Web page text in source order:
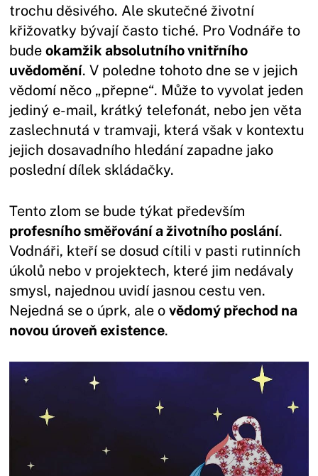
trochu děsivého. Ale skutečné životní
křižovatky bývají často tiché. Pro Vodnáře to
budeokamžik absolutního vnitřního
uvědomění. V poledne tohoto dne se v jejich
vědomí něco „přepne“. Může to vyvolat jeden
jediný e-mail, krátký telefonát, nebo jen věta
zaslechnutá v tramvaji, která však v kontextu
jejich dosavadního hledání zapadne jako
poslední dílek skládačky.
Tento zlom se bude týkat především
profesního směřování a životního poslání.
Vodnáři, kteří se dosud cítili v pasti rutinních
úkolů nebo v projektech, které jim nedávaly
smysl, najednou uvidí jasnou cestu ven.
Nejedná se o úprk, ale ovědomý přechod na
novou úroveň existence.